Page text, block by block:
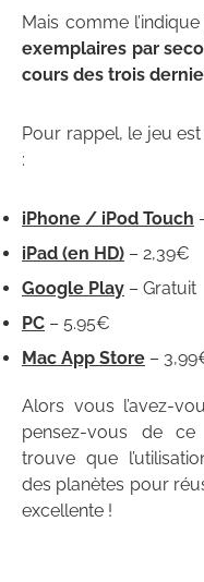
Mais comme l’indique
exemplaires par
cours des trois
Pour rappel, le jeu
:
iPhone / iPod Touch
iPad (en HD) – 2,39€
Google Play – Gratuit
PC – 5.95€
Mac App Store –
Alors vous l’avez-
pensez-vous de
trouve que
des planètes pour
excellente !